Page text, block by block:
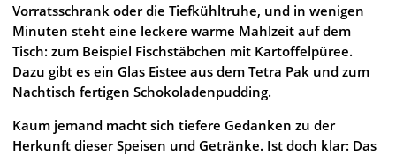
Vorratsschrank oder die Tiefkühltruhe, und in wenigen
Minuten steht eine leckere warme Mahlzeit auf dem
Tisch: zum Beispiel Fischstäbchen mit Kartoffelpüree.
Dazu gibt es ein Glas Eistee aus dem Tetra Pak und zum
Nachtisch fertigen Schokoladenpudding.
Kaum jemand macht sich tiefere Gedanken zu der
Herkunft dieser Speisen und Getränke. Ist doch klar: Das